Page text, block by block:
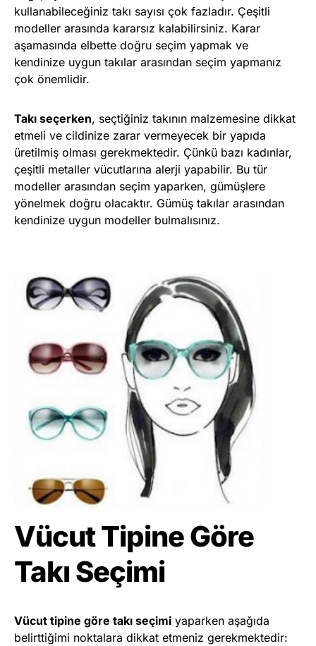
kullanabileceğiniz takı sayısı çok fazladır. Çeşitli
modeller arasında kararsız kalabilirsiniz. Karar
aşamasında elbette doğru seçim yapmak ve
kendinize uygun takılar arasından seçim yapmanız
çok önemlidir.
Takı seçerken, seçtiğiniz takının malzemesine dikkat
etmeli ve cildinize zarar vermeyecek bir yapıda
üretilmiş olması gerekmektedir. Çünkü bazı kadınlar,
çeşitli metaller vücutlarına alerji yapabilir. Bu tür
modeller arasından seçim yaparken, gümüşlere
yönelmek doğru olacaktır. Gümüş takılar arasından
kendinize uygun modeller bulmalısınız.
Vücut Tipine Göre
Takı Seçimi
Vücut tipine göre takı seçimi yaparken aşağıda
belirttiğimi noktalara dikkat etmeniz gerekmektedir: